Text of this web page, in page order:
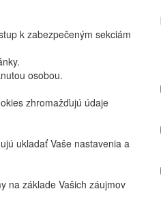
k zabezpečeným sekciám
osobou.
zhromažďujú údaje
ukladať Vaše nastavenia a
na základe Vašich záujmov